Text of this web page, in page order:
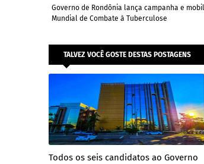
Governo de Rondônia lança campanha e
Mundial de Combate à Tuberculose
TALVEZ VOCÊ GOSTE DESTAS POSTAGENS
Todos os seis candidatos ao Governo